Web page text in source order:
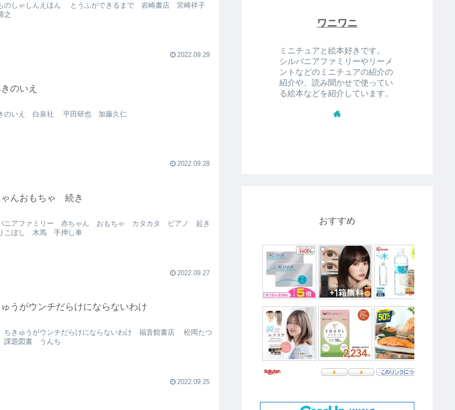
のしゃしんえほん とうふができるまで 岩崎書店 宮崎祥子
之
2022.09.29
のいえ
のいえ 白泉社 平田研也 加藤久仁
2022.09.28
んおもちゃ 続き
ニアファミリー 赤ちゃん おもちゃ カタカタ ピアノ 起き
こぼし 木馬 手押し車
2022.09.27
うがウンチだらけにならないわけ
きゅうがウンチだらけにならないわけ 福音館書店 松岡たつ
題図書 うんち
2022.09.25
ワニワニ
ミニチュアと絵本好きです。
シルバニアファミリーやリーメ
ントなどのミニチュアの紹介の
紹介や、読み聞かせで使ってい
る絵本などを紹介しています。
おすすめ